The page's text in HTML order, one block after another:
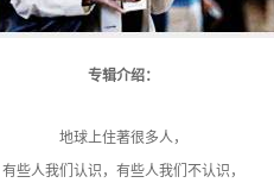
专辑介绍：
地球上住著很多人，
有些人我们认识，有些人我们不认识，
在我